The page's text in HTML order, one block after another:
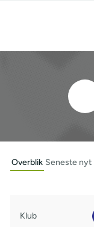
Overblik Seneste nyt
Klub